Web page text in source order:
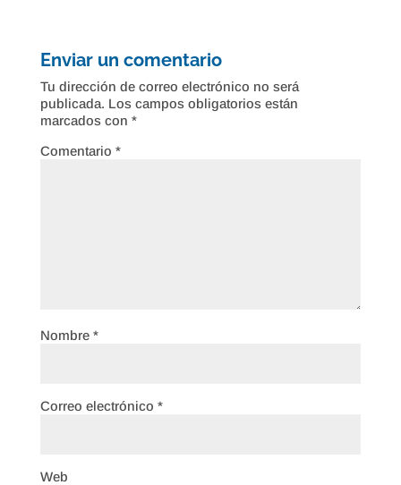
Enviar un comentario
Tu dirección de correo electrónico no será
publicada. Los campos obligatorios están
marcados con *
Comentario *
Nombre *
Correo electrónico *
Web